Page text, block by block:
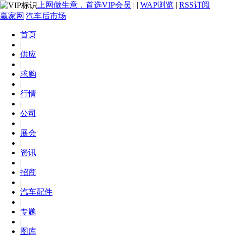
上网做生意，首选VIP会员 | | WAP浏览 | RSS订阅
赢家网|汽车后市场
首页
|
供应
|
求购
|
行情
|
公司
|
展会
|
资讯
|
招商
|
汽车配件
|
专题
|
图库